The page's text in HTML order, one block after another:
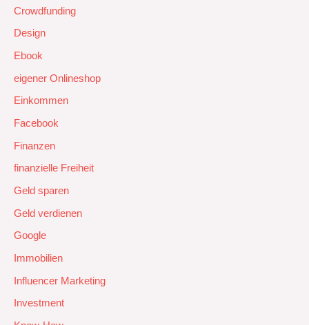
Crowdfunding
Design
Ebook
eigener Onlineshop
Einkommen
Facebook
Finanzen
finanzielle Freiheit
Geld sparen
Geld verdienen
Google
Immobilien
Influencer Marketing
Investment